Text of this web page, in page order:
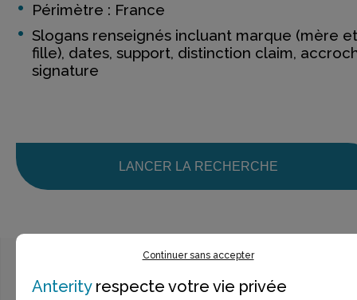
Périmètre : France
Slogans renseignés incluant marque (mère et
fille), dates, support, distinction claim,
signature
LANCER LA RECHERCHE
Ce n’est pas exactement ce que je recherche
Continuer sans accepter
Anterityrespecte votre vie privée